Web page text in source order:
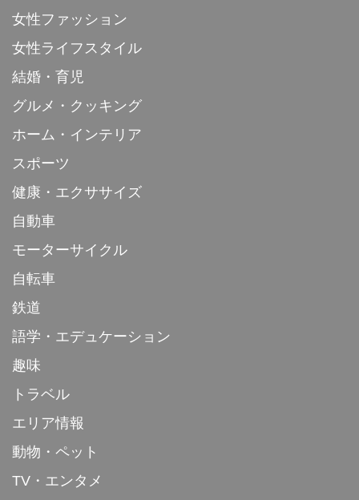
女性ファッション
女性ライフスタイル
結婚・育児
グルメ・クッキング
ホーム・インテリア
スポーツ
健康・エクササイズ
自動車
モーターサイクル
自転車
鉄道
語学・エデュケーション
趣味
トラベル
エリア情報
動物・ペット
TV・エンタメ